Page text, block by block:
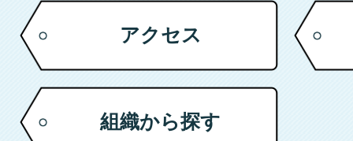
アクセス
組織から探す